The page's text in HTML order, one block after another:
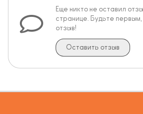
Еще никто не оставил
странице. Будьте
отзыв!
Оставить отзыв